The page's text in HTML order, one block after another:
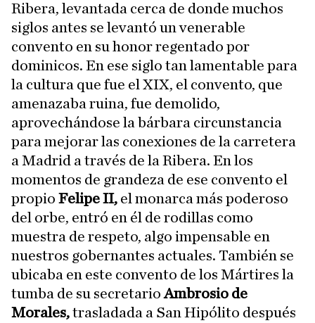
Ribera, levantada cerca de donde muchos
siglos antes se levantó un venerable
convento en su honor regentado por
dominicos. En ese siglo tan lamentable para
la cultura que fue el XIX, el convento, que
amenazaba ruina, fue demolido,
aprovechándose la bárbara circunstancia
para mejorar las conexiones de la carretera
a Madrid a través de la Ribera. En los
momentos de grandeza de ese convento el
propio Felipe II, el monarca más poderoso
del orbe, entró en él de rodillas como
muestra de respeto, algo impensable en
nuestros gobernantes actuales. También se
ubicaba en este convento de los Mártires la
tumba de su secretarioAmbrosio de
Morales,trasladada a San Hipólito después